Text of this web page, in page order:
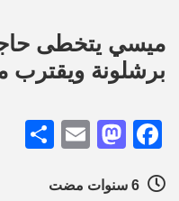
برشلونة
Facebook
Email